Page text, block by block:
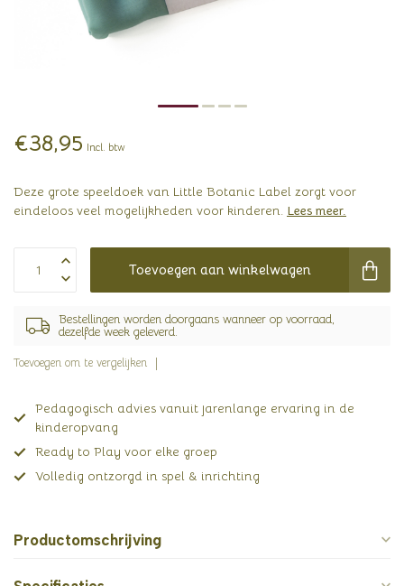
€38,95 Incl. btw
Deze grote speeldoek van Little Botanic Label zorgt voor
eindeloos veel mogelijkheden voor kinderen. Lees meer.
Toevoegen aan winkelwagen
Bestellingen worden doorgaans wanneer op voorraad,
dezelfde week geleverd.
Toevoegen om te vergelijken
Pedagogisch advies vanuit jarenlange ervaring in de
kinderopvang
Ready to Play voor elke groep
Volledig ontzorgd in spel & inrichting
Productomschrijving